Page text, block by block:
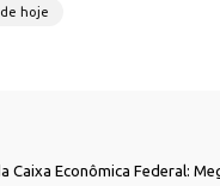
hoje
Caixa Econômica Federal: